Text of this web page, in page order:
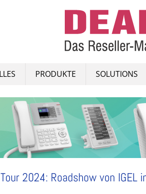
PRODUKTE SOLUTIONS
2024: Roadshow von IGEL